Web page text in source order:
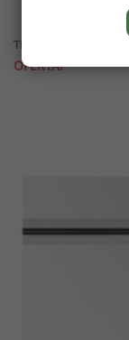
TRACK 1L surface 1
OFERTA!